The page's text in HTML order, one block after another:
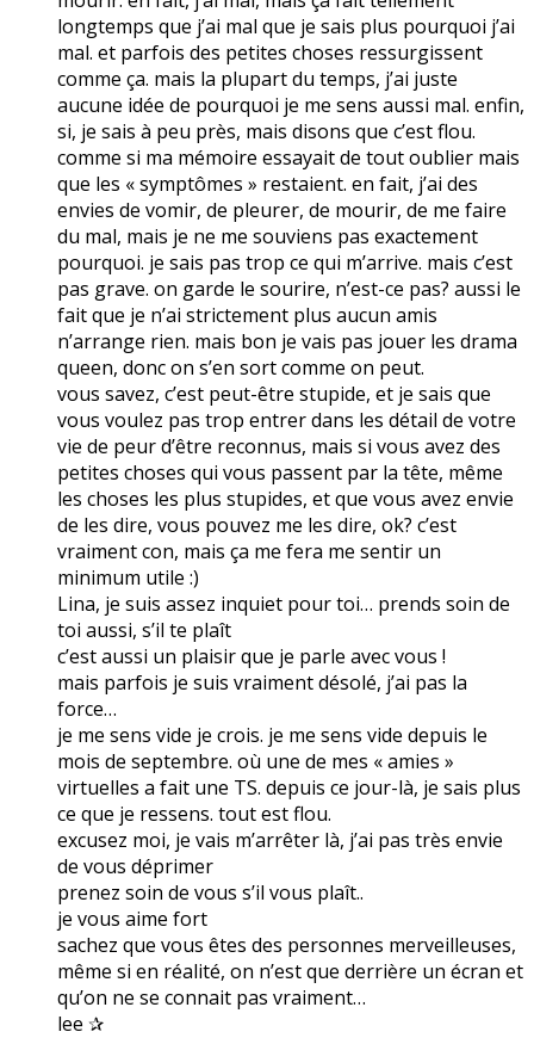
longtemps que j’ai mal que je sais plus pourquoi j’ai
mal. et parfois des petites choses ressurgissent
comme ça. mais la plupart du temps, j’ai juste
aucune idée de pourquoi je me sens aussi mal. enfin,
si, je sais à peu près, mais disons que c’est flou.
comme si ma mémoire essayait de tout oublier mais
que les « symptômes » restaient. en fait, j’ai des
envies de vomir, de pleurer, de mourir, de me faire
du mal, mais je ne me souviens pas exactement
pourquoi. je sais pas trop ce qui m’arrive. mais c’est
pas grave. on garde le sourire, n’est-ce pas? aussi le
fait que je n’ai strictement plus aucun amis
n’arrange rien. mais bon je vais pas jouer les drama
queen, donc on s’en sort comme on peut.
vous savez, c’est peut-être stupide, et je sais que
vous voulez pas trop entrer dans les détail de votre
vie de peur d’être reconnus, mais si vous avez des
petites choses qui vous passent par la tête, même
les choses les plus stupides, et que vous avez envie
de les dire, vous pouvez me les dire, ok? c’est
vraiment con, mais ça me fera me sentir un
minimum utile :)
Lina, je suis assez inquiet pour toi… prends soin de
toi aussi, s’il te plaît
c’est aussi un plaisir que je parle avec vous !
mais parfois je suis vraiment désolé, j’ai pas la
force…
je me sens vide je crois. je me sens vide depuis le
mois de septembre. où une de mes « amies »
virtuelles a fait une TS. depuis ce jour-là, je sais plus
ce que je ressens. tout est flou.
excusez moi, je vais m’arrêter là, j’ai pas très envie
de vous déprimer
prenez soin de vous s’il vous plaît..
je vous aime fort
sachez que vous êtes des personnes merveilleuses,
même si en réalité, on n’est que derrière un écran et
qu’on ne se connait pas vraiment…
lee ✰